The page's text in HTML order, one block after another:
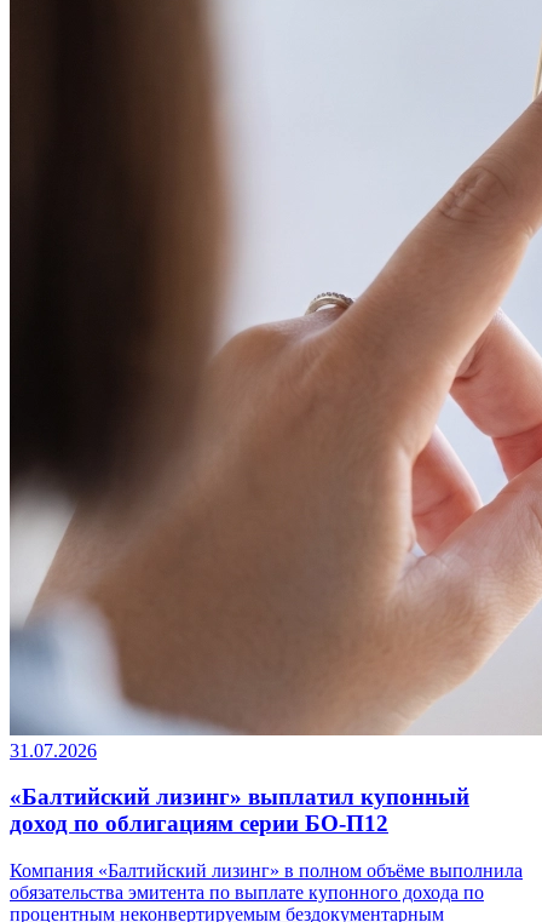
31.07.2026
«Балтийский лизинг» выплатил купонный
доход по облигациям серии БО-П12
Компания «Балтийский лизинг» в полном объёме выполнила
обязательства эмитента по выплате купонного дохода по
процентным неконвертируемым бездокументарным